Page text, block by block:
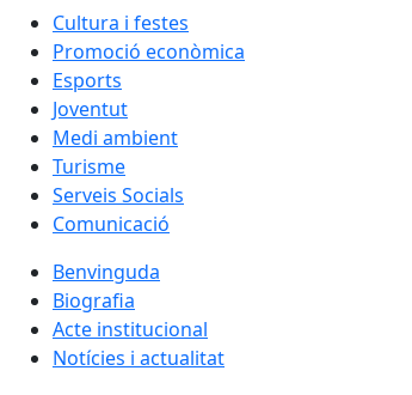
Cultura i festes
Promoció econòmica
Esports
Joventut
Medi ambient
Turisme
Serveis Socials
Comunicació
Benvinguda
Biografia
Acte institucional
Notícies i actualitat